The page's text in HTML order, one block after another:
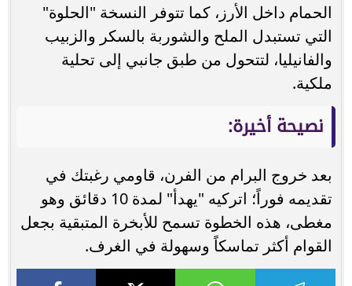
الحمام داخل الأرز، كما تتوفر النسخة "الحلوة"
التي تستبدل الملح والشوربة بالسكر والزبيب
والفانيليا، لتتحول من طبق جانبي إلى تحلية
ملكية.
نصيحة أخيرة:
بعد خروج البرام من الفرن، قاومي رغبتك في
تقديمه فوراً؛ اتركيه "يهدأ" لمدة 10 دقائق وهو
مغطى، هذه الخطوة تسمح للأبخرة المتبقية بجعل
القوام أكثر تماسكاً وسهولة في الغرف.